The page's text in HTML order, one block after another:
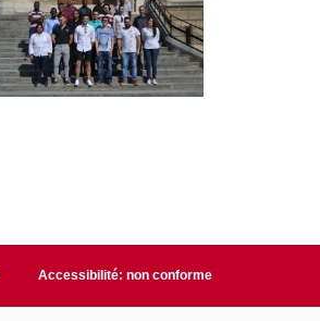
Accessibilité: non conforme